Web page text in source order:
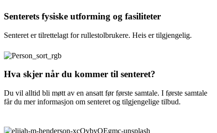
Senterets fysiske utforming og fasiliteter
Senteret er tilrettelagt for rullestolbrukere. Heis er tilgjengelig.
Hva skjer når du kommer til senteret?
Du vil alltid bli møtt av en ansatt før første samtale. I første samtale
får du mer informasjon om senteret og tilgjengelige tilbud.